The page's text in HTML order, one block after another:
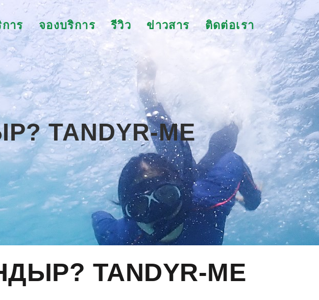
าร จองบริการ รีวิว ข่าวสาร ติดต่อเรา
TANDYR-ME
TANDYR-ME